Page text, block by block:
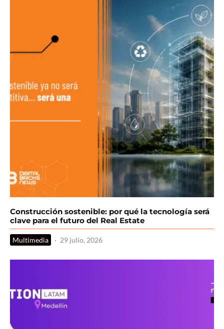
Construcción sostenible: por qué la tecnología será
clave para el futuro del Real Estate
Multimedia · 29 julio, 2026